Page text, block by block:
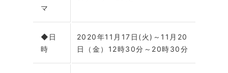
マ
◆日
時
2020年11月17日(火)～11月20
日（金）12時30分～20時30分